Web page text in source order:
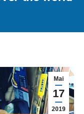
Mai
17
2019